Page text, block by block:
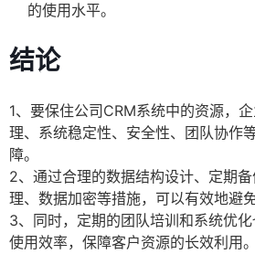
的使用水平。
结论
1、要保住公司CRM系统中的资源，
理、系统稳定性、安全性、团队协作
障。
2、通过合理的数据结构设计、定期
理、数据加密等措施，可以有效地避
3、同时，定期的团队培训和系统优
使用效率，保障客户资源的长效利用。